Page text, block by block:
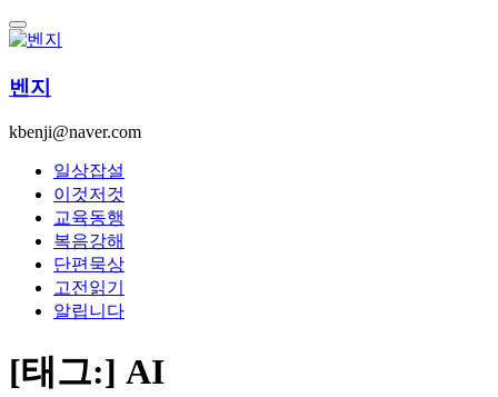
콘
텐
로
너
벤지
kbenji@naver.com
일상잡설
이것저것
교육동행
복음강해
단편묵상
고전읽기
알립니다
[태그:] AI